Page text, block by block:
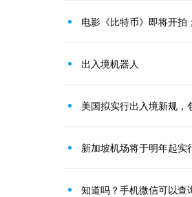
出入境机器人
美国拟实行出入境新规，
新加坡机场将于明年起实
知道吗？手机微信可以查